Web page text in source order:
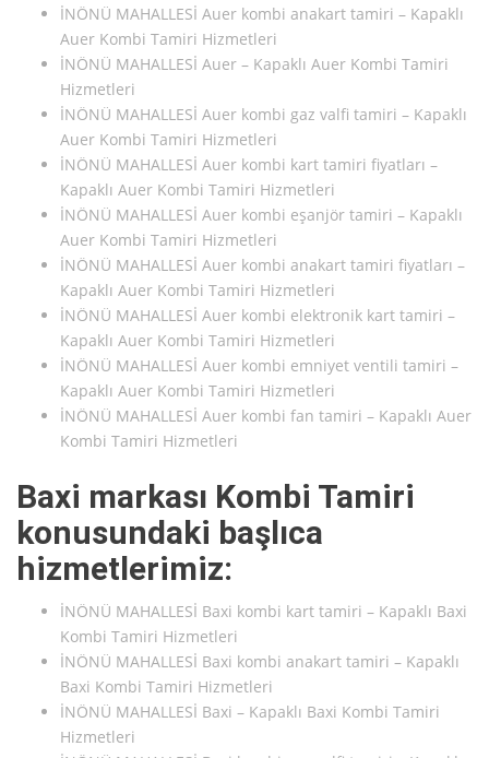
İNÖNÜ MAHALLESİ Auer kombi anakart tamiri – Kapaklı
Auer Kombi Tamiri Hizmetleri
İNÖNÜ MAHALLESİ Auer – Kapaklı Auer Kombi Tamiri
Hizmetleri
İNÖNÜ MAHALLESİ Auer kombi gaz valfi tamiri – Kapaklı
Auer Kombi Tamiri Hizmetleri
İNÖNÜ MAHALLESİ Auer kombi kart tamiri fiyatları –
Kapaklı Auer Kombi Tamiri Hizmetleri
İNÖNÜ MAHALLESİ Auer kombi eşanjör tamiri – Kapaklı
Auer Kombi Tamiri Hizmetleri
İNÖNÜ MAHALLESİ Auer kombi anakart tamiri fiyatları –
Kapaklı Auer Kombi Tamiri Hizmetleri
İNÖNÜ MAHALLESİ Auer kombi elektronik kart tamiri –
Kapaklı Auer Kombi Tamiri Hizmetleri
İNÖNÜ MAHALLESİ Auer kombi emniyet ventili tamiri –
Kapaklı Auer Kombi Tamiri Hizmetleri
İNÖNÜ MAHALLESİ Auer kombi fan tamiri – Kapaklı Auer
Kombi Tamiri Hizmetleri
Baxi markası Kombi Tamiri
konusundaki başlıca
hizmetlerimiz:
İNÖNÜ MAHALLESİ Baxi kombi kart tamiri – Kapaklı Baxi
Kombi Tamiri Hizmetleri
İNÖNÜ MAHALLESİ Baxi kombi anakart tamiri – Kapaklı
Baxi Kombi Tamiri Hizmetleri
İNÖNÜ MAHALLESİ Baxi – Kapaklı Baxi Kombi Tamiri
Hizmetleri